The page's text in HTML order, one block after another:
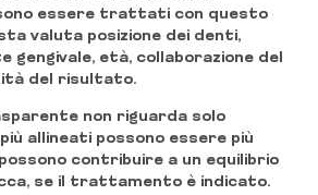
essere trattati con questo
valuta posizione dei denti,
gengivale, età, collaborazione del
del risultato.
non riguarda solo
allineati possono essere più
contribuire a un equilibrio
se il trattamento è indicato.